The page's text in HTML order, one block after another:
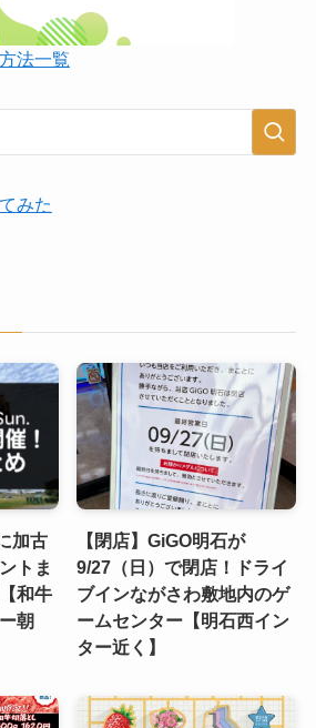
法一覧
みた
加古
トま
和牛
朝
【閉店】GiGO明石が
9/27（日）で閉店！ドライ
ブインながさわ敷地内のゲ
ームセンター【明石西イン
ター近く】